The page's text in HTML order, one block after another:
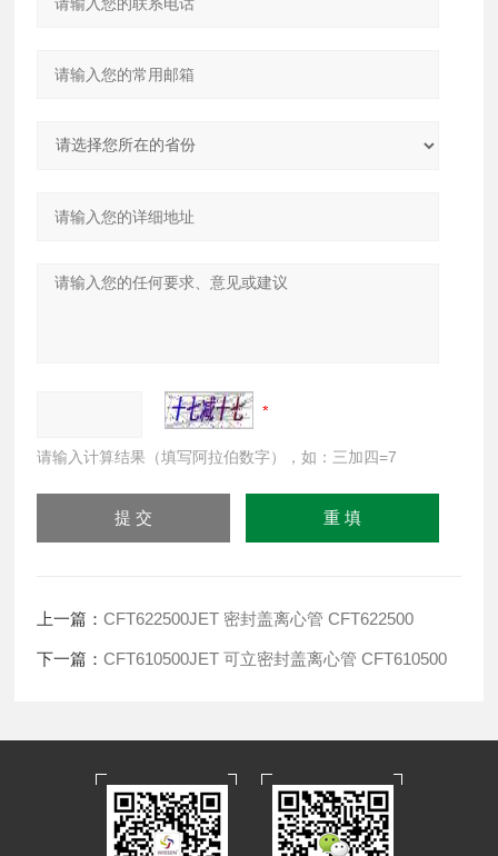
请输入计算结果（填写阿拉伯数字），如：三加四=7
上一篇：CFT622500JET 密封盖离心管 CFT622500
下一篇：CFT610500JET 可立密封盖离心管 CFT610500